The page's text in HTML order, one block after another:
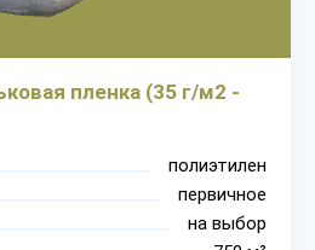
пленка (35 г/м2 -
полиэтилен
первичное
на выбор